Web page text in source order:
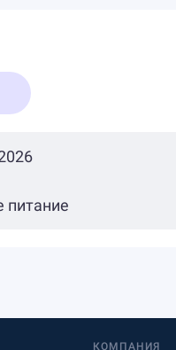
КОМПАНИЯ